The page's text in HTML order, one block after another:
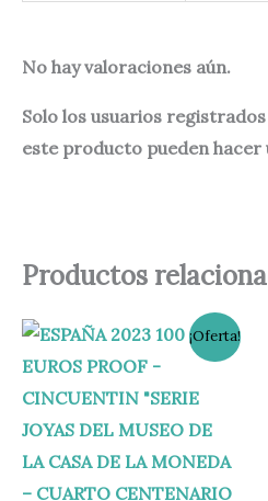
No hay valoraciones aún.
Solo los usuarios
este producto pueden hacer
Productos
¡Oferta!
El
precio
original
era:
625,00 €.
El
precio
actual
es:
620,00 €.